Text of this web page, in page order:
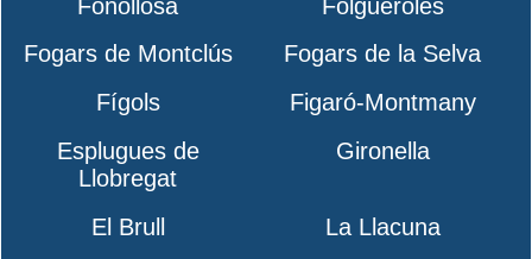
Fonollosa
Folgueroles
Fogars de Montclús
Fogars de la Selva
Fígols
Figaró-Montmany
Esplugues de
Llobregat
Gironella
El Brull
La Llacuna